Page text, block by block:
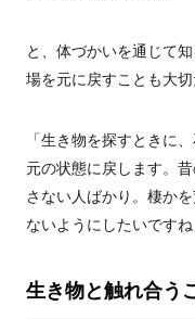
と、体づかいを通じて
場を元に戻すことも大切
「生き物を探すときに
元の状態に戻します。
さない人ばかり。棲か
ないようにしたいですね
生き物と触れ合う